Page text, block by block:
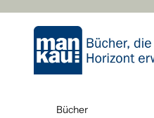
Mankau Verlag
Bücher